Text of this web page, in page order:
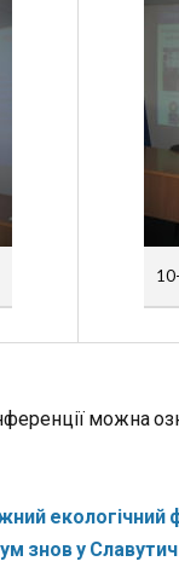
можна
екологічний
знов у